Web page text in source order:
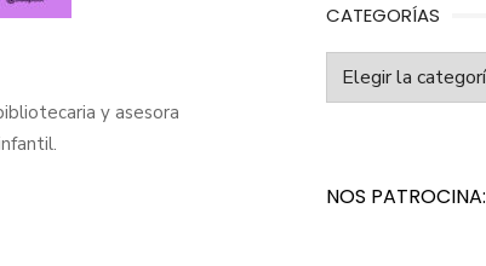
y asesora
CATEGORÍAS
NOS PATROCINA: